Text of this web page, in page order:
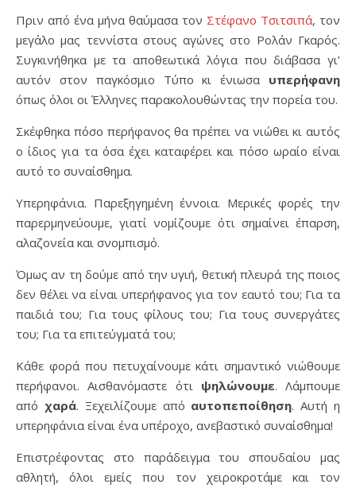
Πριν από ένα μήνα θαύμασα τον Στέφανο Τσιτσιπά, τον
μεγάλο μας τεννίστα στους αγώνες στο Ρολάν Γκαρός.
Συγκινήθηκα με τα αποθεωτικά λόγια που διάβασα γι’
αυτόν στον παγκόσμιο Τύπο κι ένιωσα υπερήφανη
όπως όλοι οι Έλληνες παρακολουθώντας την πορεία του.
Σκέφθηκα πόσο περήφανος θα πρέπει να νιώθει κι αυτός
ο ίδιος για τα όσα έχει καταφέρει και πόσο ωραίο είναι
αυτό το συναίσθημα.
Υπερηφάνια. Παρεξηγημένη έννοια. Μερικές φορές την
παρερμηνεύουμε, γιατί νομίζουμε ότι σημαίνει έπαρση,
αλαζονεία και σνομπισμό.
Όμως αν τη δούμε από την υγιή, θετική πλευρά της ποιος
δεν θέλει να είναι υπερήφανος για τον εαυτό του; Για τα
παιδιά του; Για τους φίλους του; Για τους συνεργάτες
του; Για τα επιτεύγματά του;
Κάθε φορά που πετυχαίνουμε κάτι σημαντικό νιώθουμε
περήφανοι. Αισθανόμαστε ότι ψηλώνουμε. Λάμπουμε
από χαρά. Ξεχειλίζουμε από αυτοπεποίθηση. Αυτή η
υπερηφάνια είναι ένα υπέροχο, ανεβαστικό συναίσθημα!
Επιστρέφοντας στο παράδειγμα του σπουδαίου μας
αθλητή, όλοι εμείς που τον χειροκροτάμε και τον